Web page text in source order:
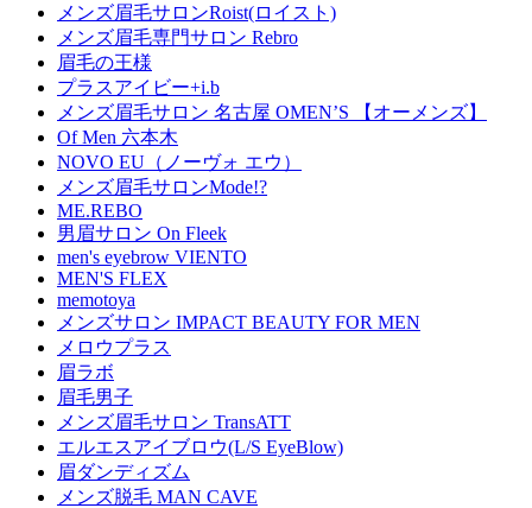
メンズ眉毛サロンRoist(ロイスト)
メンズ眉毛専門サロン Rebro
眉毛の王様
プラスアイビー+i.b
メンズ眉毛サロン 名古屋 OMEN’S 【オーメンズ】
Of Men 六本木
NOVO EU（ノーヴォ エウ）
メンズ眉毛サロンMode!?
ME.REBO
男眉サロン On Fleek
men's eyebrow VIENTO
MEN'S FLEX
memotoya
メンズサロン IMPACT BEAUTY FOR MEN
メロウプラス
眉ラボ
眉毛男子
メンズ眉毛サロン TransATT
エルエスアイブロウ(L/S EyeBlow)
眉ダンディズム
メンズ脱毛 MAN CAVE